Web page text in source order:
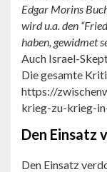
Edgar Morins
wird u.a. den
haben, gewidmet
Auch Israel-
Die gesamte
https://
krieg-zu-krieg-
Den Einsatz
Den Einsatz